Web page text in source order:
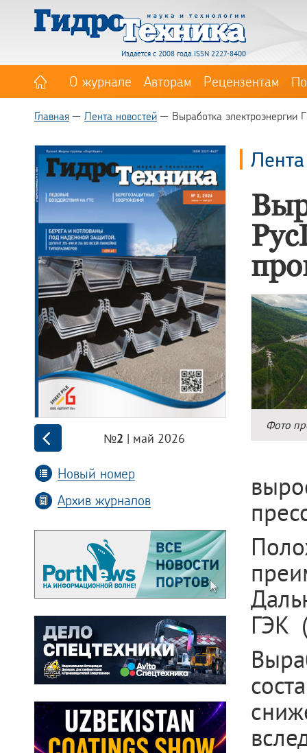
Издается с 2008 года. ISSN 2227-8400
О журнале Авторам Рецензентам
Главная Лента новостей Выработка электроэнергии
№2 | май 2026
Новый номер
Архив журналов
Фото
ГЭК